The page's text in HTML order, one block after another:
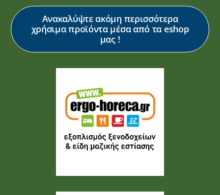
Ανακαλύψτε ακόμη περισσότερα
χρήσιμα προϊόντα μέσα από τα eshop
μας !